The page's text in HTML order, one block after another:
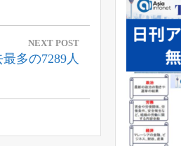
NEXT POST
多の7289人